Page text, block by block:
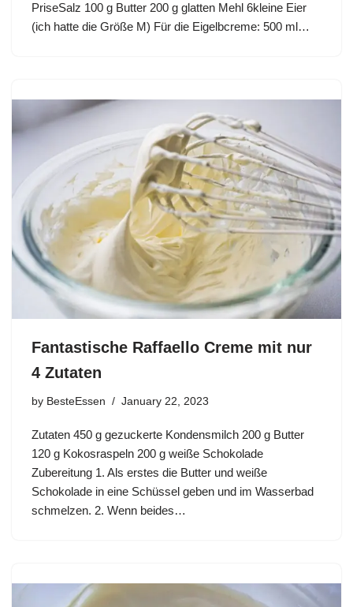
PriseSalz 100 g Butter 200 g glatten Mehl 6kleine Eier
(ich hatte die Größe M) Für die Eigelbcreme: 500 ml…
Fantastische Raffaello Creme mit nur
4 Zutaten
by BesteEssen January 22, 2023
Zutaten 450 g gezuckerte Kondensmilch 200 g Butter
120 g Kokosraspeln 200 g weiße Schokolade
Zubereitung 1. Als erstes die Butter und weiße
Schokolade in eine Schüssel geben und im Wasserbad
schmelzen. 2. Wenn beides…